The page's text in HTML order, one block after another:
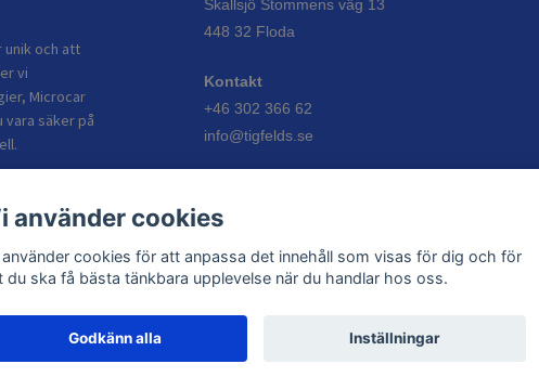
och att
vi
Microcar
vara säker på
Skallsjö Stommens väg 13
448 32 Floda
Kontakt
+46 302 366 62
info@tigfelds.se
Vardagar: 08:00–17:00
använder cookies
använder cookies för att anpassa det innehåll som visas för dig och för
du ska få bästa tänkbara upplevelse när du handlar hos oss.
Godkänn alla Inställningar